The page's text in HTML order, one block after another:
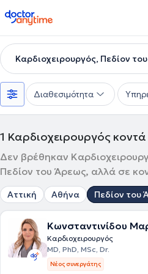
doctoranytime
Καρδιοχειρουργός, Πεδίον
Διαθεσιμότητα
1 Καρδιοχειρουργός
Δεν βρέθηκαν
Πεδίον του Άρεως, αλλά σε
Αττική Αθήνα Πεδίον του
Κωνσταντινίδου
Καρδιοχειρουργός
MD, PhD, MSc, Dr.
Νέος συνεργάτης